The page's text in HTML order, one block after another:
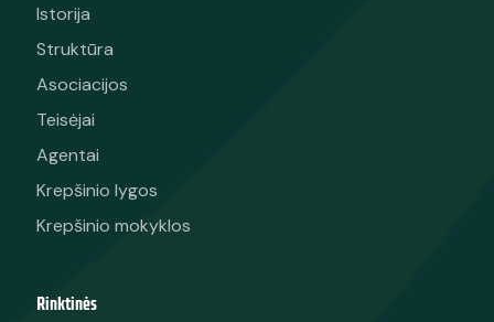
Istorija
Struktūra
Asociacijos
Teisėjai
Agentai
Krepšinio lygos
Krepšinio mokyklos
Rinktinės